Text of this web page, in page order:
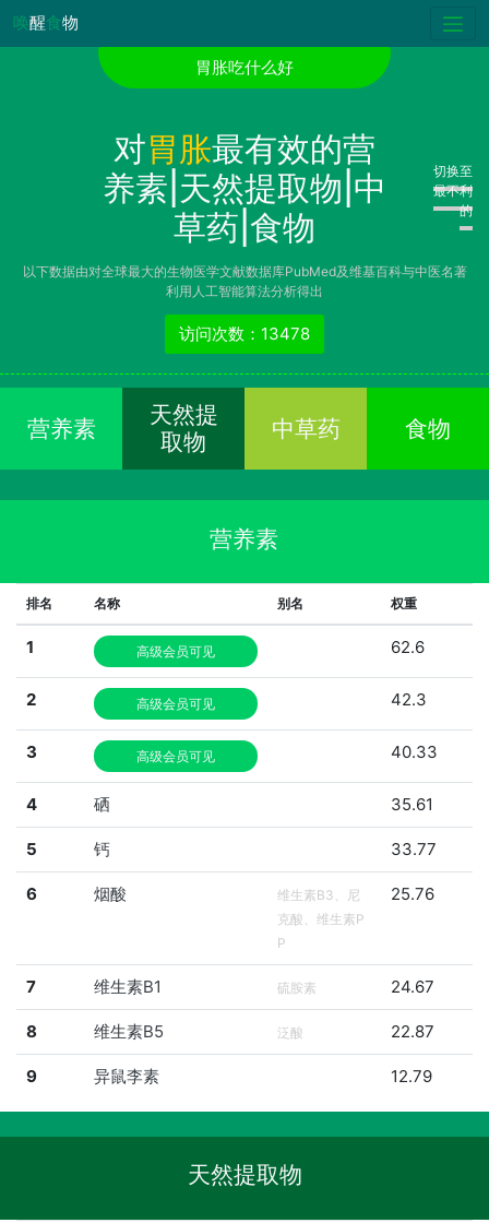
唤醒食物
胃胀吃什么好
对胃胀最有效的营
养素|天然提取物|中
草药|食物
切换至
最不利
的
以下数据由对全球最大的生物医学文献数据库PubMed及维基百科与中医名著
利用人工智能算法分析得出
访问次数：13478
营养素
天然提
取物
中草药 食物
营养素
排名 名称 别名 权重
1 高级会员可见 62.6
2 高级会员可见 42.3
3 高级会员可见 40.33
4 硒 35.61
5 钙 33.77
6 烟酸
维生素B3、尼
克酸、维生素P
P
25.76
7 维生素B1 硫胺素 24.67
8 维生素B5 泛酸 22.87
9 异鼠李素 12.79
天然提取物